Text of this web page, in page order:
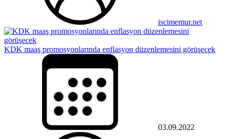
iscimemur.net
KDK maaş promosyonlarında enflasyon düzenlemesini görüşecek
03.09.2022